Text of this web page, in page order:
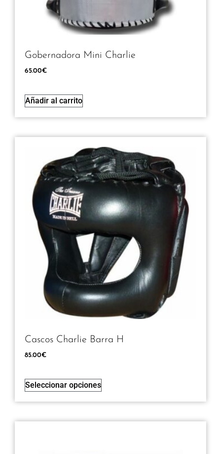
Gobernadora Mini Charlie
65.00€
Añadir al carrito
Cascos Charlie Barra H
85.00€
Seleccionar opciones